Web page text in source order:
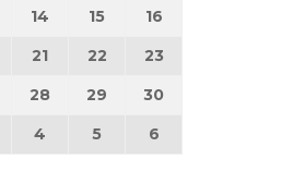
2026
13 augustus 2026
14 14 augustus 2026
15 15 augustus 2026
16
2026
20 augustus 2026
21 21 augustus 2026
22 22 augustus 2026
23
2026
27 augustus 2026
28 28 augustus 2026
29 29 augustus 2026
30
2026
september 2026
4 4 september 2026
5 5 september 2026
6